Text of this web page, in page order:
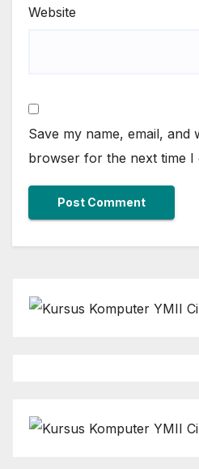
Website
Save my name, email, and
browser for the next time I